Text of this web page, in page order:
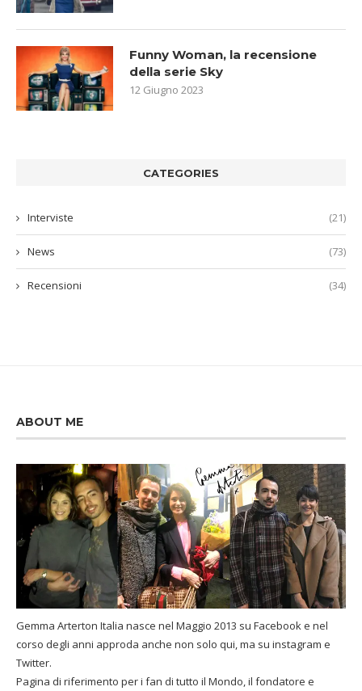
Funny Woman, la recensione
della serie Sky
12 Giugno 2023
CATEGORIES
Interviste (21)
News (73)
Recensioni (34)
ABOUT ME
Gemma Arterton Italia nasce nel Maggio 2013 su Facebook e nel
corso degli anni approda anche non solo qui, ma su instagram e
Twitter.
Pagina di riferimento per i fan di tutto il Mondo, il fondatore e